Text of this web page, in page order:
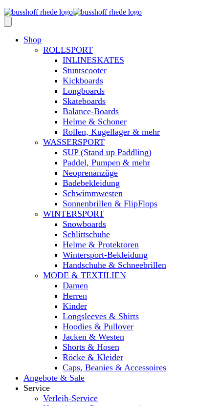
Shop
ROLLSPORT
INLINESKATES
Stuntscooter
Kickboards
Longboards
Skateboards
Balance-Boards
Helme & Schoner
Rollen, Kugellager & mehr
WASSERSPORT
SUP (Stand up Paddling)
Paddel, Pumpen & mehr
Neoprenanzüge
Badebekleidung
Schwimmwesten
Sonnenbrillen & FlipFlops
WINTERSPORT
Snowboards
Schlittschuhe
Helme & Protektoren
Wintersport-Bekleidung
Handschuhe & Schneebrillen
MODE & TEXTILIEN
Damen
Herren
Kinder
Longsleeves & Shirts
Hoodies & Pullover
Jacken & Westen
Shorts & Hosen
Röcke & Kleider
Caps, Beanies & Accessoires
Angebote & Sale
Service
Verleih-Service